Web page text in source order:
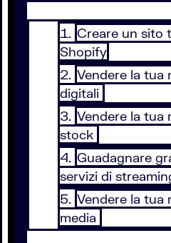
Creare un sito
Shopify
Vendere la tua
digitali
Vendere la tua
stock
Guadagnare
servizi di
Vendere la tua
media